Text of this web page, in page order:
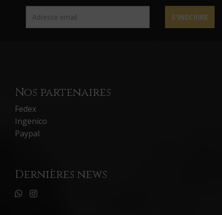
S'INSCRIRE
Nos partenaires
Fedex
Ingenico
Paypal
Dernières news